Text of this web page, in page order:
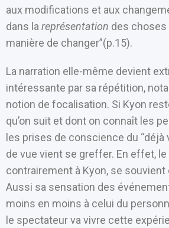
aux modifications et aux
dans la représentation des choses
manière de changer”(p.15).
La narration elle-même devient
intéressante par sa répétition,
notion de focalisation. Si Kyon
qu’on suit et dont on connaît les
les prises de conscience du “déjà
de vue vient se greffer. En effet,
contrairement à Kyon, se
Aussi sa sensation des
moins en moins à celui du
le spectateur va vivre cette